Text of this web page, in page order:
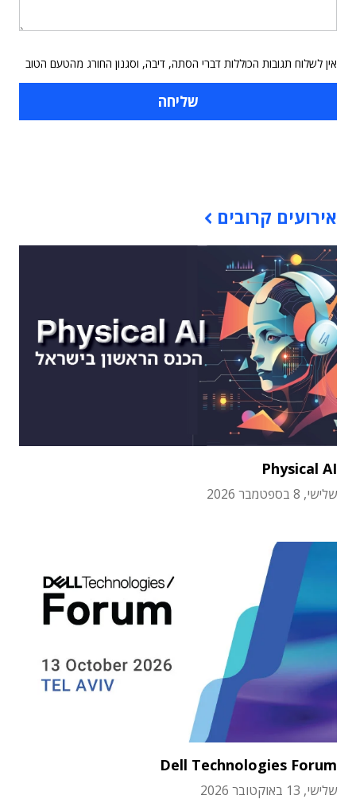
אין לשלוח תגובות הכוללות דברי הסתה, דיבה, וסגנון החורג מהטעם הטוב
אירועים קרובים
Physical AI
שלישי, 8 בספטמבר 2026
Dell Technologies Forum
שלישי, 13 באוקטובר 2026